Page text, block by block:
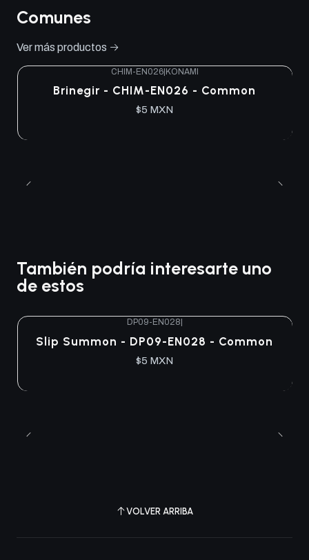
Comunes
Ver más productos
CHIM-EN026| KONAMI
Brinegir - CHIM-EN026 - Common
$5 MXN
También podría interesarte uno
de estos
DP09-EN028
Slip Summon - DP09-EN028 - Common
$5 MXN
VOLVER ARRIBA